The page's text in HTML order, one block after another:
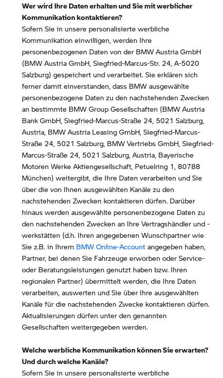
Wer wird Ihre Daten erhalten und Sie mit werblicher
Kommunikation kontaktieren?
Sofern Sie in unsere personalisierte werbliche
Kommunikation einwilligen, werden Ihre
personenbezogenen Daten von der BMW Austria GmbH
(BMW Austria GmbH, Siegfried-Marcus-Str. 24, A-5020
Salzburg) gespeichert und verarbeitet. Sie erklären sich
ferner damit einverstanden, dass BMW ausgewählte
personenbezogene Daten zu den nachstehenden Zwecken
an bestimmte BMW Group Gesellschaften (BMW Austria
Bank GmbH, Siegfried-Marcus-Straße 24, 5021 Salzburg,
Austria, BMW Austria Leasing GmbH, Siegfried-Marcus-
Straße 24, 5021 Salzburg, BMW Vertriebs GmbH, Siegfried-
Marcus-Straße 24, 5021 Salzburg, Austria, Bayerische
Motoren Werke Aktiengesellschaft, Petuelring 1, 80788
München) weitergibt, die Ihre Daten verarbeiten und Sie
über die von Ihnen ausgewählten Kanäle zu den
nachstehenden Zwecken kontaktieren dürfen. Darüber
hinaus werden ausgewählte personenbezogene Daten zu
den nachstehenden Zwecken an Ihre Vertragshändler und -
werkstätten (d.h. Ihren angegebenen Wunschpartner wie
Sie z.B. in Ihrem BMW Online-Account angegeben haben,
Partner, bei denen Sie Fahrzeuge erworben oder Service-
oder Beratungsleistungen genutzt haben bzw. Ihren
regionalen Partner) übermittelt werden, die Ihre Daten
verarbeiten, auswerten und Sie über Ihre ausgewählten
Kanäle für die nachstehenden Zwecke kontaktieren dürfen.
Aktualisierungen dürfen unter den genannten
Gesellschaften weitergegeben werden.
Welche werbliche Kommunikation können Sie erwarten?
Und durch welche Kanäle?
Sofern Sie in unsere personalisierte werbliche